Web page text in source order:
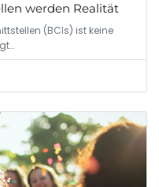
werden Realität
(BCIs) ist keine